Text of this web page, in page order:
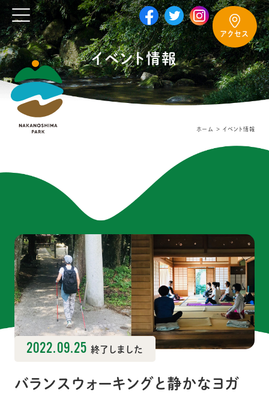
アクセス
イベント情報
ホーム イベント情報
2022.09.25 終了しました
バランスウォーキングと静かなヨガ